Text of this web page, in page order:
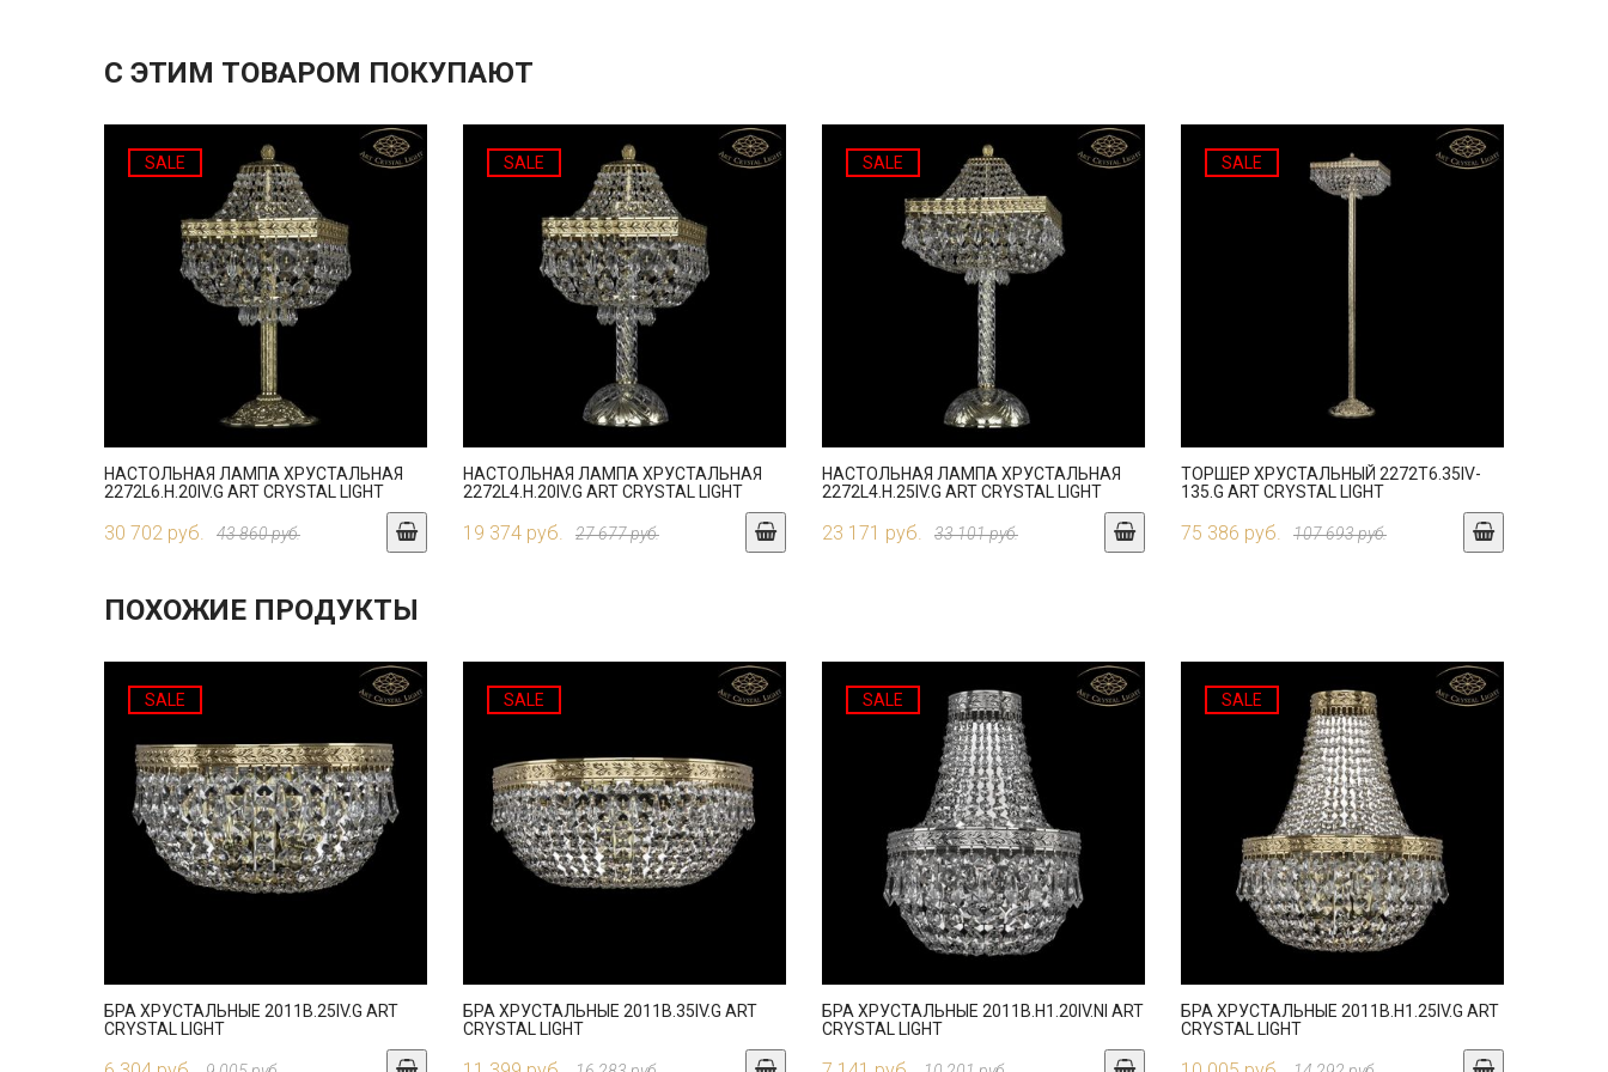
С ЭТИМ ТОВАРОМ ПОКУПАЮТ
SALE
НАСТОЛЬНАЯ ЛАМПА ХРУСТАЛЬНАЯ
2272L6.H.20IV.G ART CRYSTAL LIGHT
30 702 руб. 43 860 руб.
SALE
НАСТОЛЬНАЯ ЛАМПА ХРУСТАЛЬНАЯ
2272L4.H.20IV.G ART CRYSTAL LIGHT
19 374 руб. 27 677 руб.
SALE
НАСТОЛЬНАЯ ЛАМПА ХРУСТАЛЬНАЯ
2272L4.H.25IV.G ART CRYSTAL LIGHT
23 171 руб. 33 101 руб.
SALE
ТОРШЕР ХРУСТАЛЬНЫЙ 2272T6.35IV-
135.G ART CRYSTAL LIGHT
75 386 руб. 107 693 руб.
ПОХОЖИЕ ПРОДУКТЫ
SALE
БРА ХРУСТАЛЬНЫЕ 2011B.25IV.G ART
CRYSTAL LIGHT
SALE
БРА ХРУСТАЛЬНЫЕ 2011B.35IV.G ART
CRYSTAL LIGHT
SALE
БРА ХРУСТАЛЬНЫЕ 2011B.H1.20IV.NI ART
CRYSTAL LIGHT
SALE
БРА ХРУСТАЛЬНЫЕ 2011B.H1.25IV.G ART
CRYSTAL LIGHT